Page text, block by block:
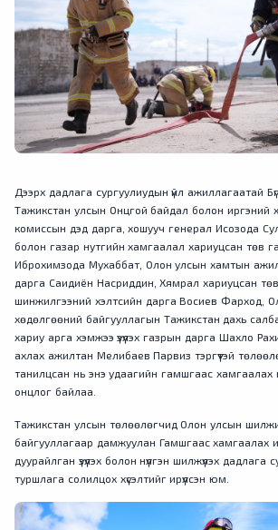
Дээрх дадлага сургуулиудын үйл ажиллагаатай
Тажикстан улсын Онцгой байдал болон иргэний
комиссын дэд дарга, хошууч генерал Исозода
болон газар нутгийн хамгаалал хариуцсан төв
Иброхимзода Мухаббат, Олон улсын хамтын
дарга Саидиён Насриддин, Хямрал хариуцсан
шинжилгээний хэлтсийн дарга Восиев Фарход,
хөдөлгөөний байгууллагын Тажикстан дахь
хариу арга хэмжээ үзүүлэх газрын дарга Шахло
ахлах ажилтан Мелибаев Парвиз тэргүүтэй
танилцсан нь энэ удаагийн гамшгаас хамгаалах
онцлог байлаа.
Тажикстан улсын төлөөлөгчид Олон улсын
байгууллагаар дамжуулан Гамшгаас хамгаалах
дуурайлган үзүүлэх болон нүүлгэн шилжүүлэх
туршлага солилцох хүсэлтийг ирүүлсэн юм.